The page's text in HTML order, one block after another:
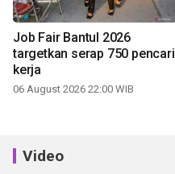
Job Fair Bantul 2026
targetkan serap 750 pencari
kerja
06 August 2026 22:00 WIB
Video